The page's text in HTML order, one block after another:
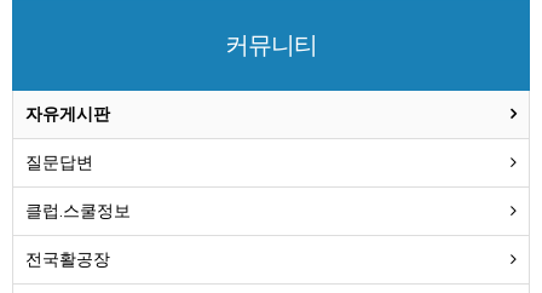
커뮤니티
자유게시판
질문답변
클럽.스쿨정보
전국활공장